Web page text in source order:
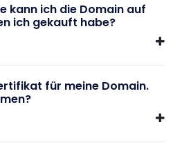
kann ich die Domain auf
ich gekauft habe?
für meine Domain.